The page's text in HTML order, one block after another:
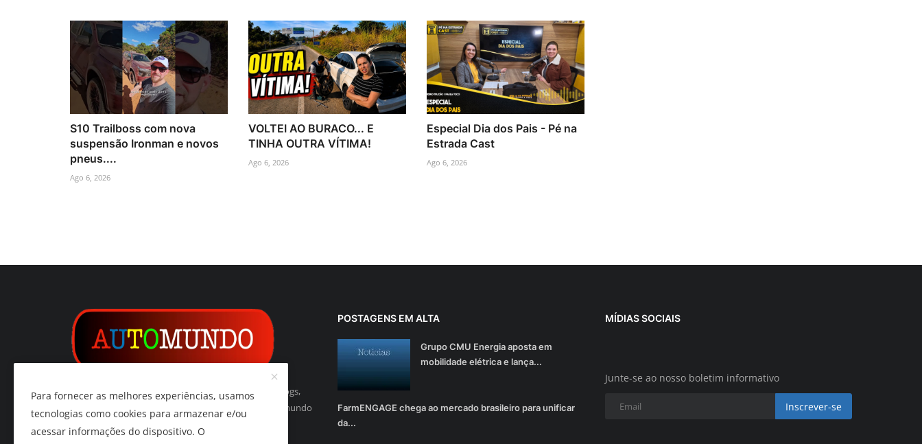
S10 Trailboss com nova
suspensão Ironman e novos
pneus....
Ago 6, 2026
VOLTEI AO BURACO... E
TINHA OUTRA VÍTIMA!
Ago 6, 2026
Especial Dia dos Pais - Pé na
Estrada Cast
Ago 6, 2026
Automundo é um indexador de websites, páginas, blogs,
vídeos, imagens, podcasts e de tudo relacionado ao mundo
POSTAGENS EM ALTA
Grupo CMU Energia aposta em
mobilidade elétrica e lança...
FarmENGAGE chega ao mercado brasileiro para unificar
da...
MÍDIAS SOCIAIS
Junte-se ao nosso boletim informativo
Inscrever-se
Para fornecer as melhores experiências, usamos
tecnologias como cookies para armazenar e/ou
acessar informações do dispositivo. O